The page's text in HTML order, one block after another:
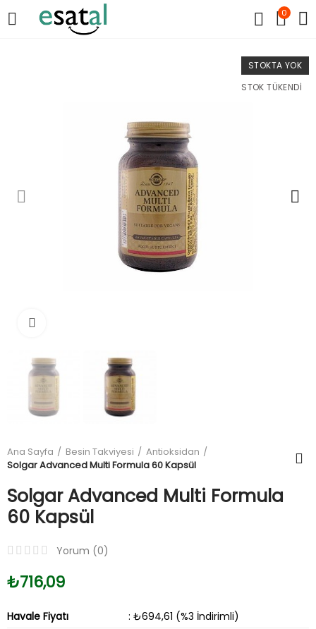
0
STOKTA YOK
STOK TÜKENDI
Ana Sayfa Besin Takviyesi
Antioksidan
Solgar Advanced Multi Formula 60 Kapsül
Solgar Advanced Multi Formula
60 Kapsül
Yorum (0)
₺716,09
Havale Fiyatı
: ₺694,61 (%3 İndirimli)